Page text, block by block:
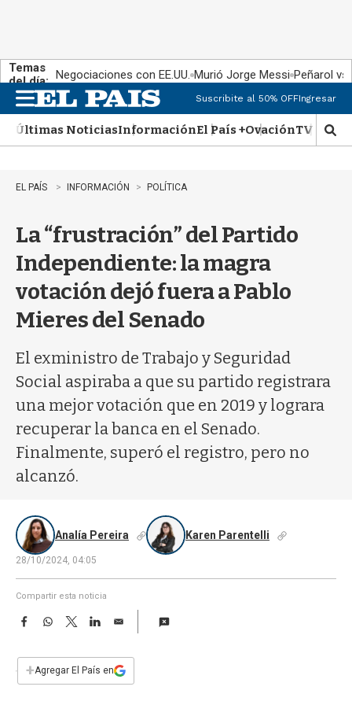
Temas
del día: Negociaciones con EE.UU. Murió Jorge Messi Peñarol
n
u
Suscribite al 50% OFFIngresar
Últimas NoticiasInformaciónEl País +OvaciónTV Show
M
o
EL PAÍS INFORMACIÓN POLÍTICA
La “frustración” del Partido
Independiente: la magra
votación dejó fuera a Pablo
Mieres del Senado
El exministro de Trabajo y Seguridad
Social aspiraba a que su partido registrara
una mejor votación que en 2019 y lograra
recuperar la banca en el Senado.
Finalmente, superó el registro, pero no
alcanzó.
Analía Pereira Karen Parentelli
28/10/2024, 04:05
Compartir esta noticia
F
e
b
W
s
T
w
t
L
E
i
l
+Agregar El País en